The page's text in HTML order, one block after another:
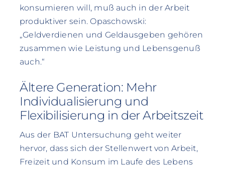
konsumieren will, muß auch in der Arbeit
produktiver sein. Opaschowski:
„Geldverdienen und Geldausgeben gehören
zusammen wie Leistung und Lebensgenuß
auch.“
Ältere Generation: Mehr
Individualisierung und
Flexibilisierung in der Arbeitszeit
Aus der BAT Untersuchung geht weiter
hervor, dass sich der Stellenwert von Arbeit,
Freizeit und Konsum im Laufe des Lebens